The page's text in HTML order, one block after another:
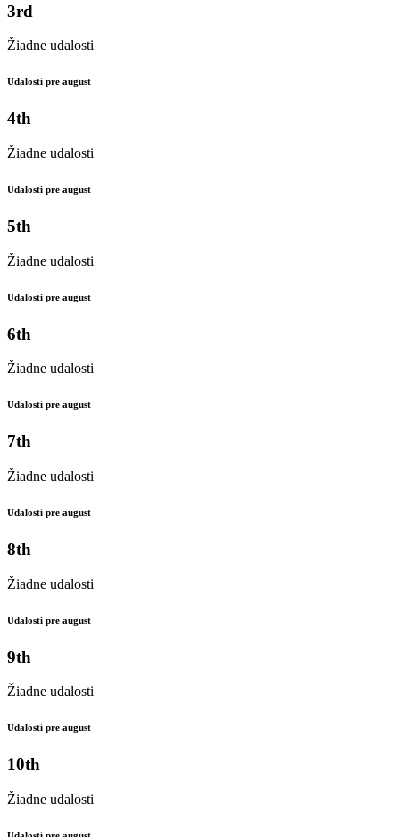
3rd
Žiadne udalosti
Udalosti pre august
4th
Žiadne udalosti
Udalosti pre august
5th
Žiadne udalosti
Udalosti pre august
6th
Žiadne udalosti
Udalosti pre august
7th
Žiadne udalosti
Udalosti pre august
8th
Žiadne udalosti
Udalosti pre august
9th
Žiadne udalosti
Udalosti pre august
10th
Žiadne udalosti